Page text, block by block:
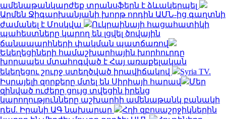
ամենաթանկարժեք տրանսֆերն է ձևակերպել
Արմեն Ջիգարխանյանի խորթ որդին ԱՄՆ-ից գաղտնի
ժամանել է Մոսկվա
Ուկրաինայի հացահատիկի
պահեստները կարող են լցվել ծովային
ճանապարհների փակման պատճառով
Եկեղեցիների համաշխարհային խորհուրդը
խորապես մտահոգված է Հայ առաքելական
եկեղեցու շուրջ ստեղծված իրավիճակով
Syria TV.
Իսրայելի զորքերը մտել են Սիրիայի հարավ
Մեր
զինված ուժերը ցույց տվեցին իրենց
կարողությունները աշխարհի ամենաթանկ բանակի
դեմ. Իրանի ԱԳ նախարար
Հղի զբոսաշրջիկներին